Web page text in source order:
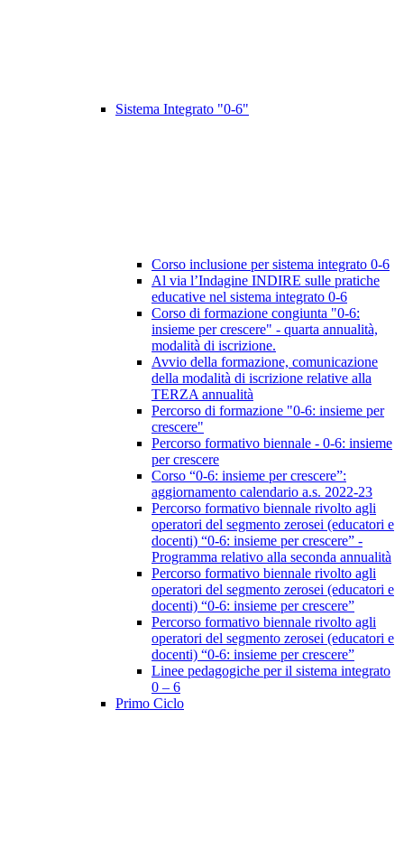
Sistema Integrato "0-6"
Corso inclusione per sistema integrato 0-6
Al via l’Indagine INDIRE sulle pratiche
educative nel sistema integrato 0-6
Corso di formazione congiunta "0-6:
insieme per crescere" - quarta annualità,
modalità di iscrizione.
Avvio della formazione, comunicazione
della modalità di iscrizione relative alla
TERZA annualità
Percorso di formazione "0-6: insieme per
crescere"
Percorso formativo biennale - 0-6: insieme
per crescere
Corso “0-6: insieme per crescere”:
aggiornamento calendario a.s. 2022-23
Percorso formativo biennale rivolto agli
operatori del segmento zerosei (educatori e
docenti) “0-6: insieme per crescere” -
Programma relativo alla seconda annualità
Percorso formativo biennale rivolto agli
operatori del segmento zerosei (educatori e
docenti) “0-6: insieme per crescere”
Percorso formativo biennale rivolto agli
operatori del segmento zerosei (educatori e
docenti) “0-6: insieme per crescere”
Linee pedagogiche per il sistema integrato
0 – 6
Primo Ciclo